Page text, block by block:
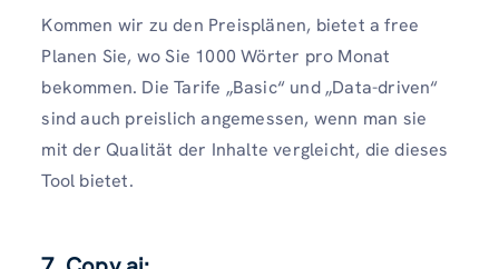
Kommen wir zu den Preisplänen, bietet a free
Planen Sie, wo Sie 1000 Wörter pro Monat
bekommen. Die Tarife „Basic“ und „Data-driven“
sind auch preislich angemessen, wenn man sie
mit der Qualität der Inhalte vergleicht, die dieses
Tool bietet.